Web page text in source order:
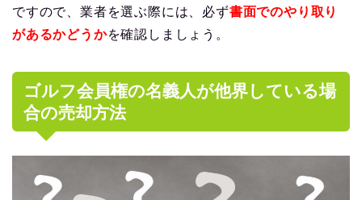
ですので、業者を選ぶ際には、必ず書面でのやり取り
があるかどうかを確認しましょう。
ゴルフ会員権の名義人が他界している場
合の売却方法